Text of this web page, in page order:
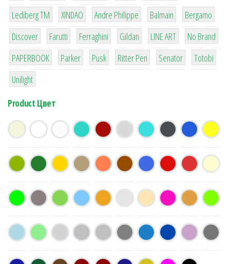
3
Lediberg ТМ
3
XINDAO
1
Andre Philippe
4
Balmain
26
Bergamo
64
Discover
299
Farutti
4
Ferraghini
42
Gildan
4
LINE ART
90
No Brand
8
PAPERBOOK
6
Parker
2
Pusk
22
Ritter Pen
15
Senator
43
Totobi
1
Unilight
Product Цвет